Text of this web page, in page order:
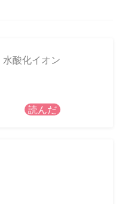
水酸化イオン
読んだ